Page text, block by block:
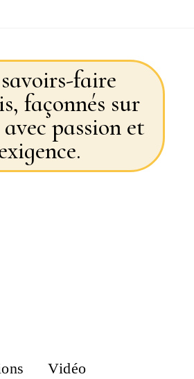
faire
façonnés sur
passion et
Vidéo